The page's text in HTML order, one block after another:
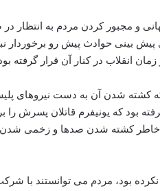
و مجبور کردن مردم به
پیش بینی حوادث پیش رو
انقلاب در کنار آن قرار گرفته
بود که یونیفرم قاتلان پسرش را بر
خاطر کشته شدن صدها و زخمی شدن
بود، مردم می توانستند با